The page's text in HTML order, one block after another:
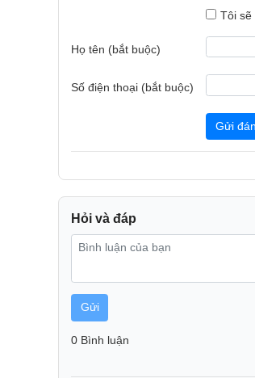
Bộ lọc bằng Ceramic (gốm sứ) với
Tôi sẽ
Họ tên (bắt buộc)
Số điện thoại (bắt buộc)
Gửi
Hỏi và đáp
Gửi
0 Bình luận